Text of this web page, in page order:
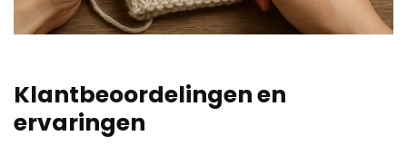
Klantbeoordelingen en
ervaringen